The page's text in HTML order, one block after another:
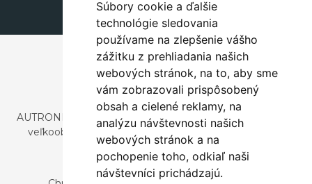
Súbory cookie a ďalšie
technológie sledovania
používame na zlepšenie vášho
zážitku z prehliadania našich
webových stránok, na to, aby sme
vám zobrazovali prispôsobený
obsah a cielené reklamy, na
analýzu návštevnosti našich
webových stránok a na
pochopenie toho, odkiaľ naši
návštevníci prichádzajú.
AUTRONIC, s.r.o. je spoločnosť zaoberajúca sa dovozom a
veľkoobchodným predajom dizajnového aj štýlového
nábytku a dekorácií.
Česká republika